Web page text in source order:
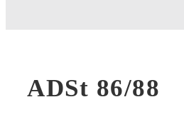
ADSt 86/88